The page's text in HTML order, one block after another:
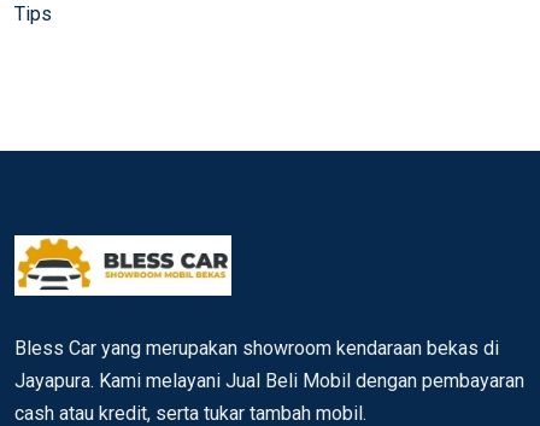
Tips
Bless Car yang merupakan showroom kendaraan bekas di
Jayapura. Kami melayani Jual Beli Mobil dengan pembayaran
cash atau kredit, serta tukar tambah mobil.